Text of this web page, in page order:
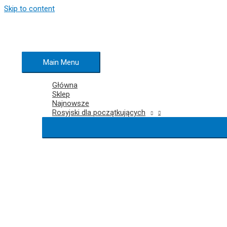
Skip to content
Main Menu
Główna
Sklep
Najnowsze
Rosyjski dla początkujących